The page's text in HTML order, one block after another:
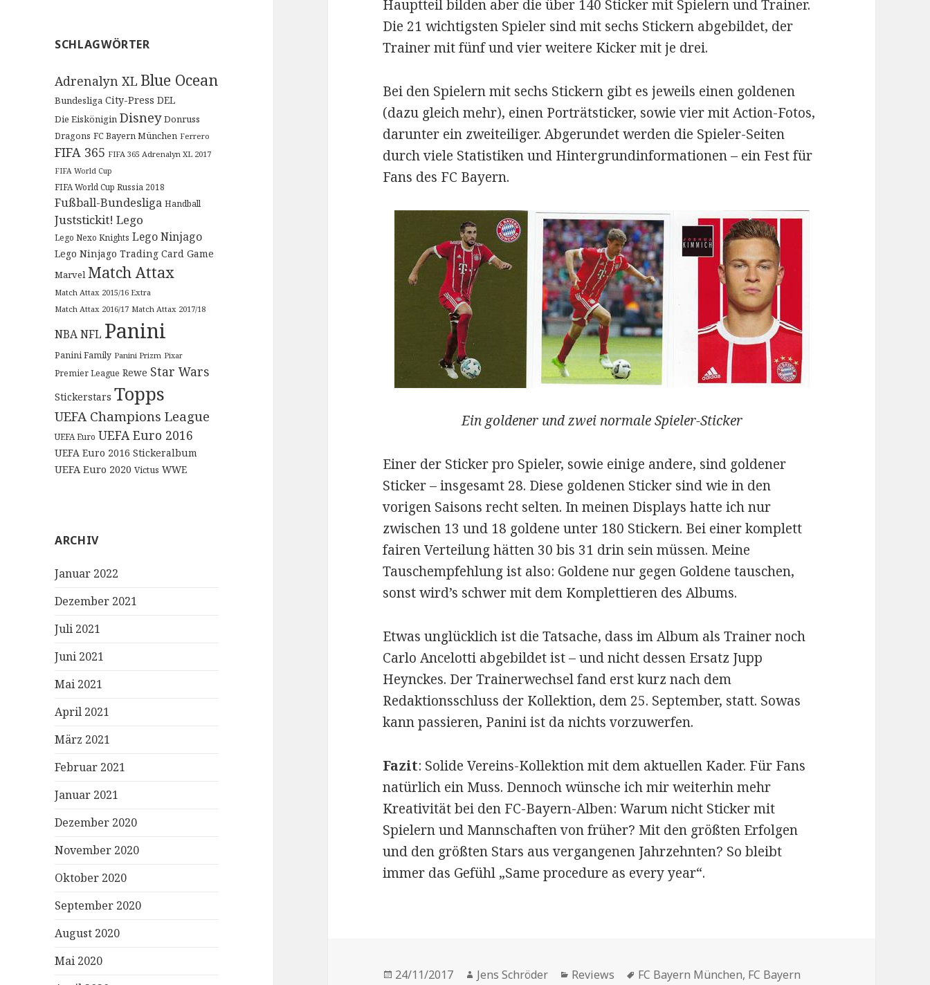
SCHLAGWÖRTER
Adrenalyn XL Blue Ocean
Bundesliga City-Press DEL
Die Eiskönigin Disney Donruss
Dragons FC Bayern München Ferrero
FIFA 365 FIFA 365 Adrenalyn XL 2017
FIFA World Cup
FIFA World Cup Russia 2018
Fußball-Bundesliga Handball
Juststickit! Lego
Lego Nexo Knights Lego Ninjago
Lego Ninjago Trading Card Game
Marvel Match Attax
Match Attax 2015/16 Extra
Match Attax 2016/17 Match Attax 2017/18
NBANFL Panini
Panini Family Panini Prizm Pixar
Premier League Rewe Star Wars
Stickerstars Topps
UEFA Champions League
UEFA Euro UEFA Euro 2016
UEFA Euro 2016 Stickeralbum
UEFA Euro 2020 Victus WWE
ARCHIV
Januar 2022
Dezember 2021
Juli 2021
Juni 2021
Mai 2021
April 2021
März 2021
Februar 2021
Januar 2021
Dezember 2020
November 2020
Oktober 2020
September 2020
August 2020
Mai 2020
Hauptteil bilden aber die über 140 Sticker mit Spielern und Trainer.
Die 21 wichtigsten Spieler sind mit sechs Stickern abgebildet, der
Trainer mit fünf und vier weitere Kicker mit je drei.
Bei den Spielern mit sechs Stickern gibt es jeweils einen goldenen
(dazu gleich mehr), einen Porträtsticker, sowie vier mit Action-Fotos,
darunter ein zweiteiliger. Abgerundet werden die Spieler-Seiten
durch viele Statistiken und Hintergrundinformationen – ein Fest für
Fans des FC Bayern.
Ein goldener und zwei normale Spieler-Sticker
Einer der Sticker pro Spieler, sowie einige andere, sind goldener
Sticker – insgesamt 28. Diese goldenen Sticker sind wie in den
vorigen Saisons recht selten. In meinen Displays hatte ich nur
zwischen 13 und 18 goldene unter 180 Stickern. Bei einer komplett
fairen Verteilung hätten 30 bis 31 drin sein müssen. Meine
Tauschempfehlung ist also: Goldene nur gegen Goldene tauschen,
sonst wird’s schwer mit dem Komplettieren des Albums.
Etwas unglücklich ist die Tatsache, dass im Album als Trainer noch
Carlo Ancelotti abgebildet ist – und nicht dessen Ersatz Jupp
Heynckes. Der Trainerwechsel fand erst kurz nach dem
Redaktionsschluss der Kollektion, dem 25. September, statt. Sowas
kann passieren, Panini ist da nichts vorzuwerfen.
Fazit: Solide Vereins-Kollektion mit dem aktuellen Kader. Für Fans
natürlich ein Muss. Dennoch wünsche ich mir weiterhin mehr
Kreativität bei den FC-Bayern-Alben: Warum nicht Sticker mit
Spielern und Mannschaften von früher? Mit den größten Erfolgen
und den größten Stars aus vergangenen Jahrzehnten? So bleibt
immer das Gefühl „Same procedure as every year“.
Veröffentlicht
24/11/2017 Autor
Jens Schröder Kategorien
Reviews Schlagwörter
FC Bayern München, FC Bayern